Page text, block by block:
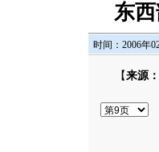
东
时间：2006年
【来源